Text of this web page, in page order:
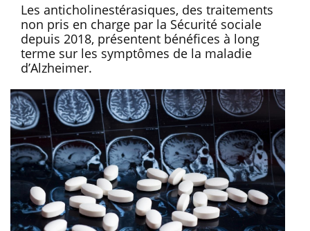
Les anticholinestérasiques, des traitements
non pris en charge par la Sécurité sociale
depuis 2018, présentent bénéfices à long
terme sur les symptômes de la maladie
d’Alzheimer.